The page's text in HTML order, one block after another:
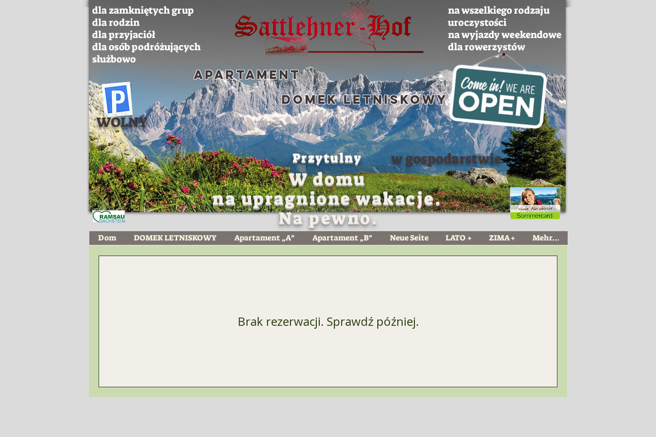
Przytulny
apartament
Domek letniskowy
w gospodarstwie
dla zamkniętych grup
dla rodzin
dla przyjaciół
dla osób podróżujących
służbowo
W domu
na upragnione wakacje.
na wszelkiego rodzaju
uroczystości
na wyjazdy weekendowe
dla rowerzystów
WOLNY
Na pewno.
Dom DOMEK LETNISKOWY Apartament „A” Apartament „B” Neue Seite LATO + ZIMA + Mehr...
Brak rezerwacji. Sprawdź później.